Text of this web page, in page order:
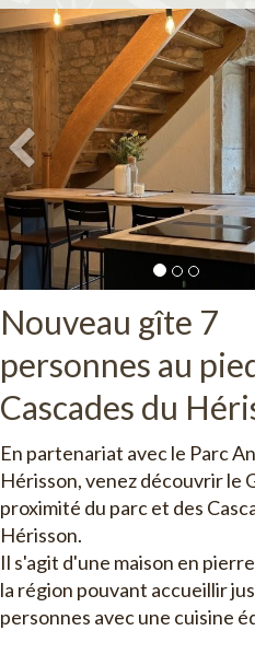
Nouveau gîte 7
personnes au
Cascades du
En partenariat avec le Parc
Hérisson, venez découvrir le
proximité du parc et des
Hérisson.
Il s'agit d'une maison en
la région pouvant accueillir
personnes avec une cuisine